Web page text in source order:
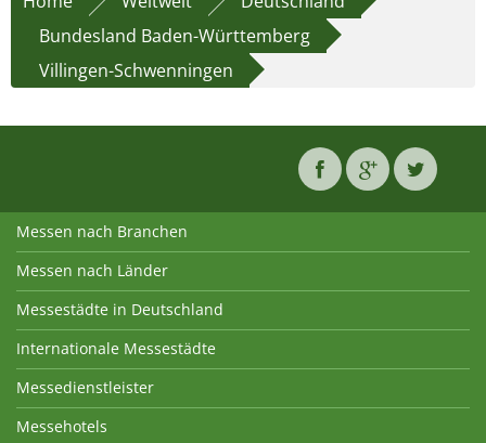
Bundesland Baden-Württemberg
Villingen-Schwenningen
Messen nach Branchen
Messen nach Länder
Messestädte in Deutschland
Internationale Messestädte
Messedienstleister
Messehotels